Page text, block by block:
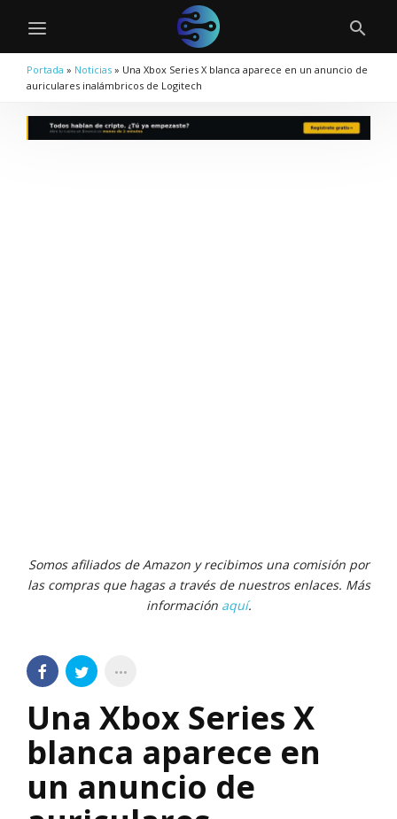
Portada » Noticias » Una Xbox Series X blanca aparece en un anuncio de
auriculares inalámbricos de Logitech
Somos afiliados de Amazon y recibimos una comisión por
las compras que hagas a través de nuestros enlaces. Más
información aquí.
Una Xbox Series X
blanca aparece en
un anuncio de